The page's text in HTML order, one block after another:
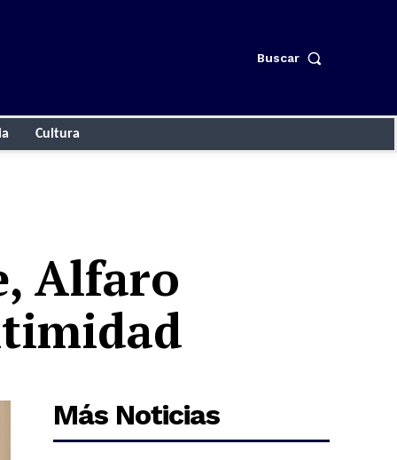
Buscar
Cultura
Alfaro
Más Noticias